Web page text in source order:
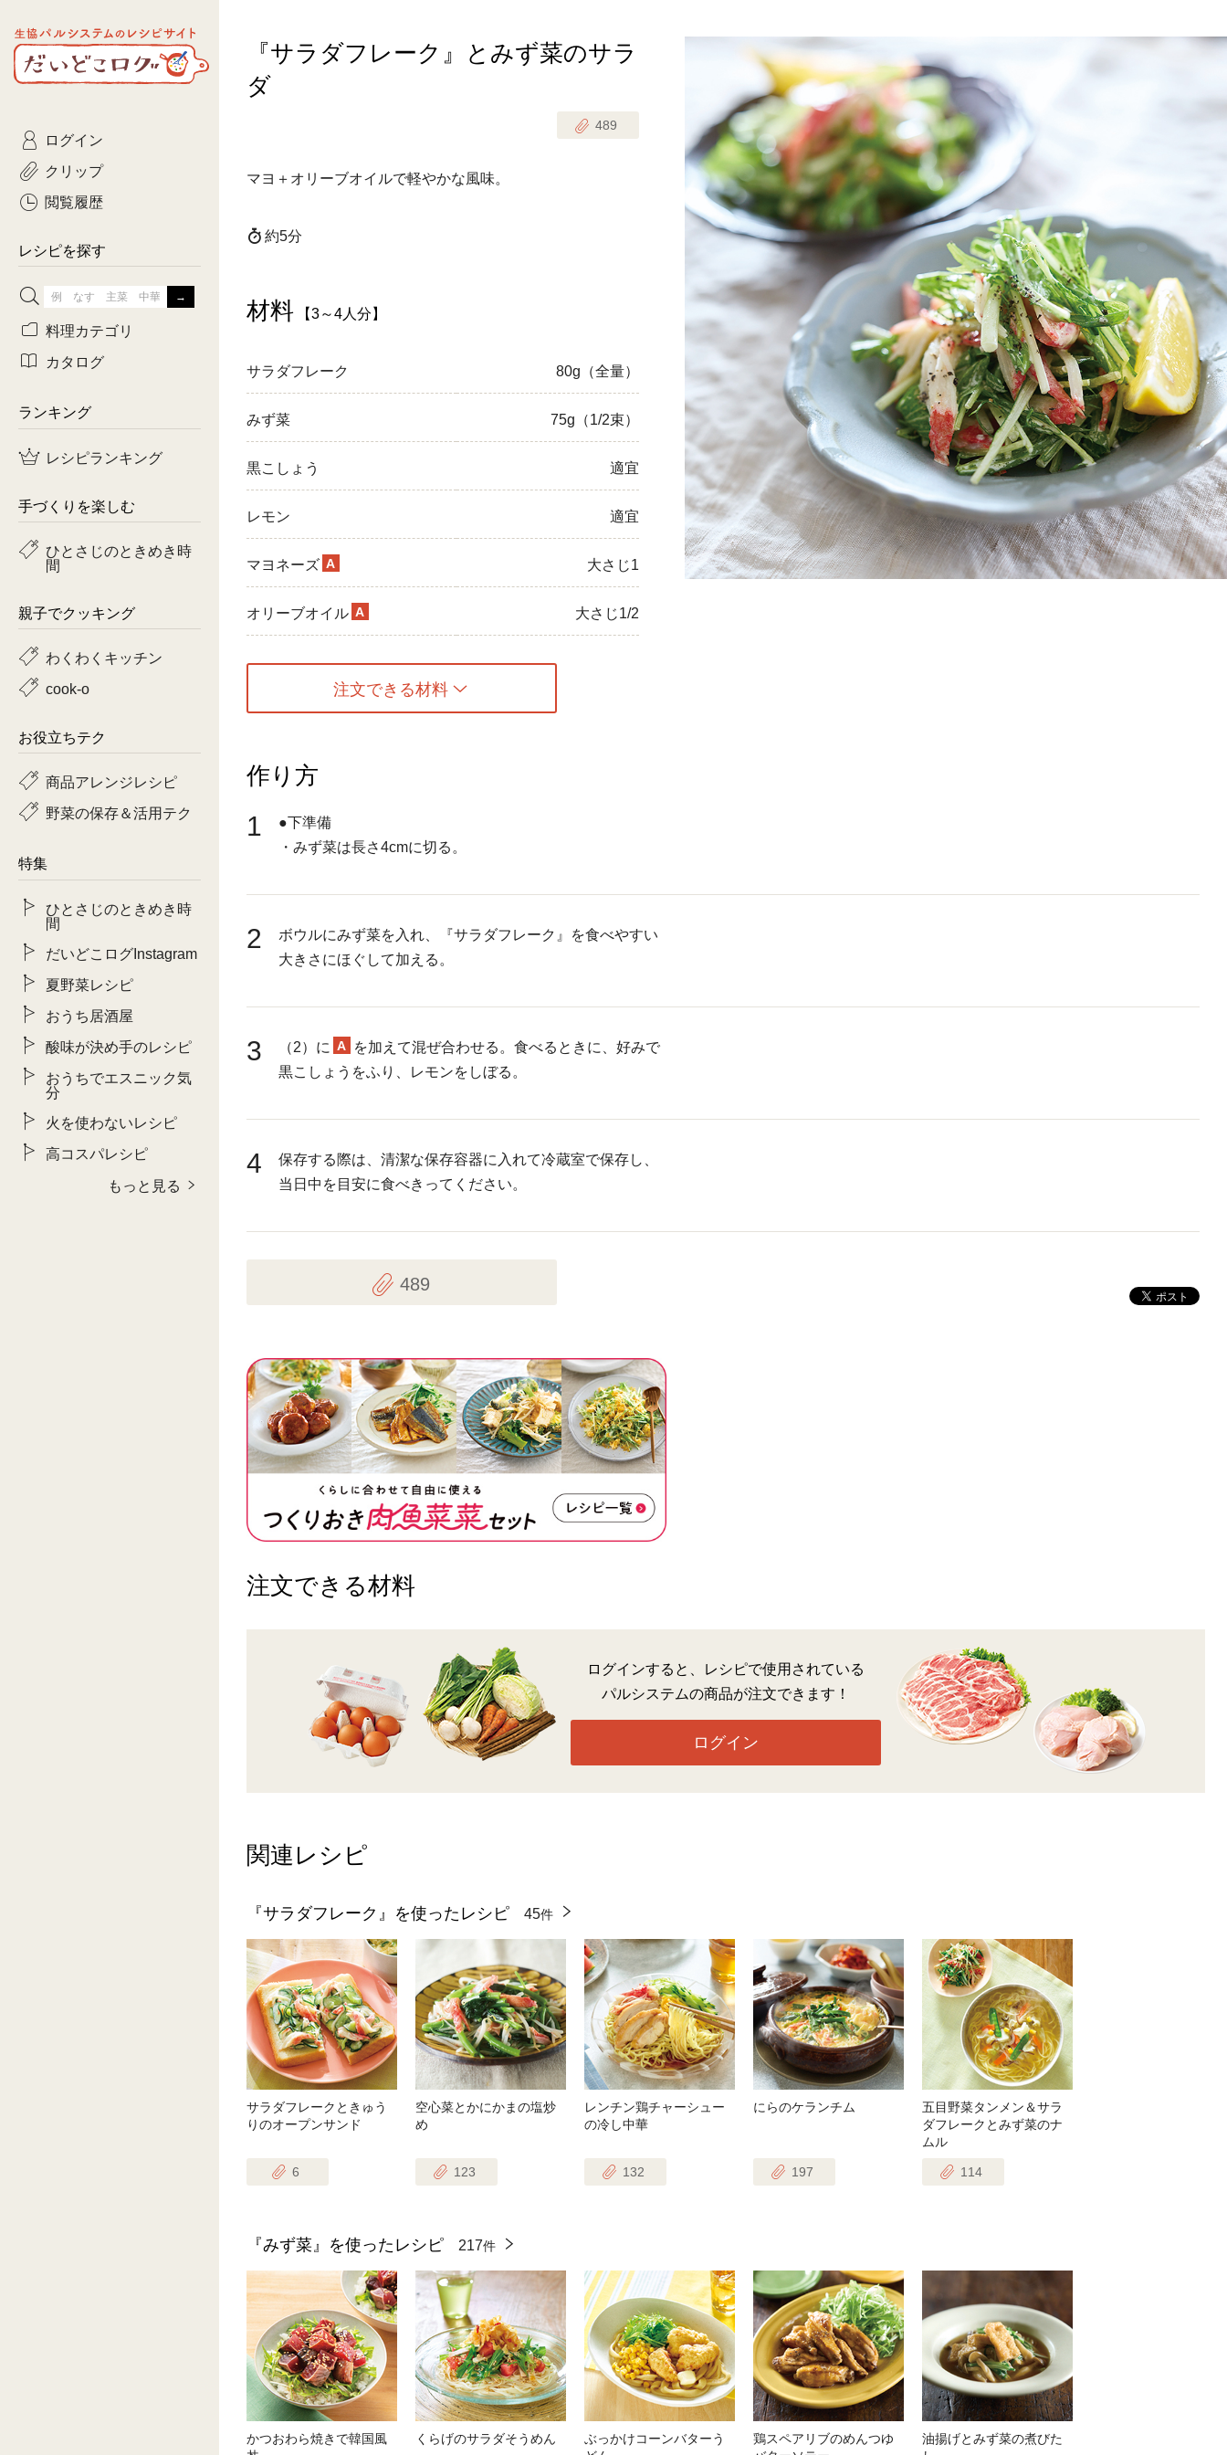
生協パルシステムのレシピ
サイト
だいどこログ
『サラダフレーク』とみず菜のサラ
ダ
489
マヨ＋オリーブオイルで軽やかな風味。
約5分
材料 【3～4人分】
サラダフレーク 80g（全量）
みず菜 75g（1/2束）
黒こしょう 適宜
レモン 適宜
マヨネーズ A 大さじ1
オリーブオイル A 大さじ1/2
注文できる材料
作り方
1
●下準備
・みず菜は長さ4cmに切る。
2
ボウルにみず菜を入れ、『サラダフレーク』を食べやすい
大きさにほぐして加える。
3 （2）に A
を加えて混ぜ合わせる。食べるときに、好みで
黒こしょうをふり、レモンをしぼる。
4
保存する際は、清潔な保存容器に入れて冷蔵室で保存し、
当日中を目安に食べきってください。
489
注文できる材料
ログインすると、レシピで使用されている
パルシステムの商品が注文できます！
ログイン
関連レシピ
『サラダフレーク』を使ったレシピ 45件
サラダフレークときゅう
りのオープンサンド
6
空心菜とかにかまの塩炒
め
123
レンチン鶏チャーシュー
の冷し中華
132
にらのケランチム
197
五目野菜タンメン＆サラ
ダフレークとみず菜のナ
ムル
114
『みず菜』を使ったレシピ 217件
かつおわら焼きで韓国風
くらげのサラダそうめん
ぶっかけコーンバターう
鶏スペアリブのめんつゆ
油揚げとみず菜の煮びた
ログイン
クリップ
閲覧履歴
レシピを探す
ひとさじのときめき時間
3日分ごはんセット（2人分）
がんばらない平日ごはん
牛肉 豚肉
鶏肉 ひき肉
トマト
料理カテゴリ
主菜 副菜
おつまみ おやつ・デザート
カタログ
コトコト
探す
ランキング
レシピランキング
手づくりを楽しむ
ひとさじのときめき時
間
親子でクッキング
わくわくキッチン
cook-o
お役立ちテク
商品アレンジレシピ
野菜の保存＆活用テク
特集
ひとさじのときめき時
間
だいどこログInstagram
夏野菜レシピ
おうち居酒屋
酸味が決め手のレシピ
おうちでエスニック気
分
火を使わないレシピ
高コスパレシピ
もっと見る